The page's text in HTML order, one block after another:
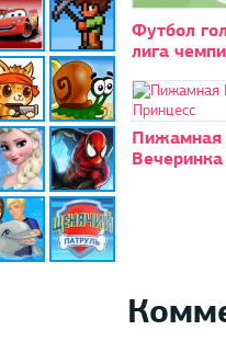
Футбол
лига
Пижамная